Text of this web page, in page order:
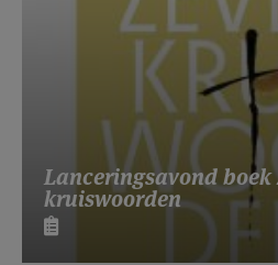
Lanceringsavond boek
kruiswoorden